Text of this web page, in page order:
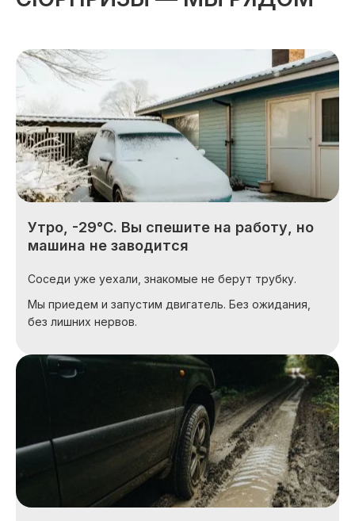
Утро, -29°C. Вы спешите на работу, но
машина не заводится
Соседи уже уехали, знакомые не берут трубку.
Мы приедем и запустим двигатель. Без ожидания,
без лишних нервов.